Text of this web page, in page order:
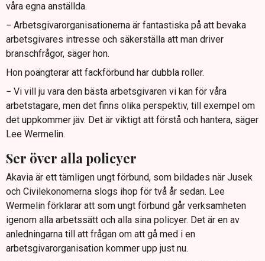
våra egna anställda.
− Arbetsgivarorganisationerna är fantastiska på att bevaka
arbetsgivares intresse och säkerställa att man driver
branschfrågor, säger hon.
Hon poängterar att fackförbund har dubbla roller.
− Vi vill ju vara den bästa arbetsgivaren vi kan för våra
arbetstagare, men det finns olika perspektiv, till exempel om
det uppkommer jäv. Det är viktigt att förstå och hantera, säger
Lee Wermelin.
Ser över alla policyer
Akavia är ett tämligen ungt förbund, som bildades när Jusek
och Civilekonomerna slogs ihop för två år sedan. Lee
Wermelin förklarar att som ungt förbund går verksamheten
igenom alla arbetssätt och alla sina policyer. Det är en av
anledningarna till att frågan om att gå med i en
arbetsgivarorganisation kommer upp just nu.